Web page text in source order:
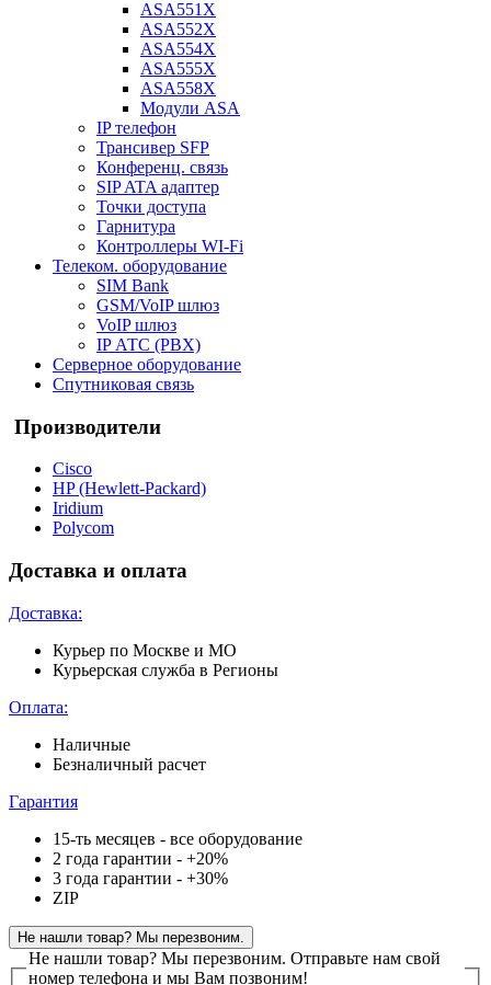
ASA551X
ASA552X
ASA554X
ASA555X
ASA558X
Модули ASA
IP телефон
Трансивер SFP
Конференц. связь
SIP ATA адаптер
Точки доступа
Гарнитура
Контроллеры WI-Fi
Телеком. оборудование
SIM Bank
GSM/VoIP шлюз
VoIP шлюз
IP АТС (PBX)
Серверное оборудование
Спутниковая связь
Производители
Cisco
HP (Hewlett-Packard)
Iridium
Polycom
Доставка и оплата
Доставка:
Курьер по Москве и МО
Курьерская служба в Регионы
Оплата:
Наличные
Безналичный расчет
Гарантия
15-ть месяцев - все оборудование
2 года гарантии - +20%
3 года гарантии - +30%
ZIP
Не нашли товар? Мы перезвоним.
Не нашли товар? Мы перезвоним. Отправьте нам свой
номер телефона и мы Вам позвоним!